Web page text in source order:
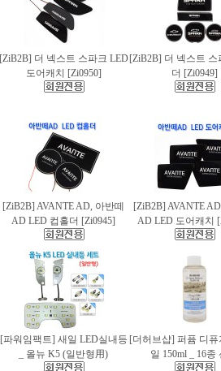
[ZiB2B] 더 넥스트 스파크 LED
도어캐치 [Zi0950]
[ZiB2B] 더 넥스트 스
더 [Zi0949]
[ZiB2B] AVANTE AD, 아반떼
AD LED 컵홀더 [Zi0945]
[ZiB2B] AVANTE
AD LED 도어캐치
[파워임팩트] 새일 LED실내등
_ 올뉴 K5 (일반형用)
[더허브샵] 퍼퓸 디
일 150ml _ 16종